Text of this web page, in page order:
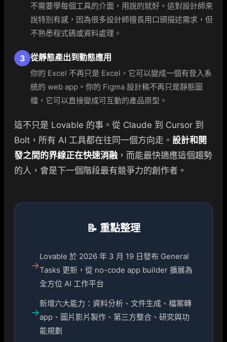
不需要學每個工具的介面，用說的就好。這對設計師來
說特別有感，因為很多設計師擅長用口頭描述需求，但
不熟悉程式碼或資料處理。
3 從靜態產出到動態應用
你的 Excel 不再只是 Excel，它可以變成一個有登入系
統的 web app。你的 Figma 設計稿不再只是靜態圖
檔，它可以直接變成可互動的產品原型。
這不只是 Lovable 的事。從 Claude 到 Cursor 到
Bolt，所有 AI 工具都在往同一個方向走。 設計和開
發之間的界線正在快速消融 ，而能最快適應這個趨勢
的人，會是下一個階段最有競爭力的創作者。
📝 重點整理
→
Lovable 於 2026 年 3 月 19 日發布 General
Tasks 更新，從 no-code app builder 擴展為
全方位 AI 工作平台
→
新增六大能力：資料分析、文件生成、檔案轉
app、圖片影片製作、第三方整合、研究與功
能規劃